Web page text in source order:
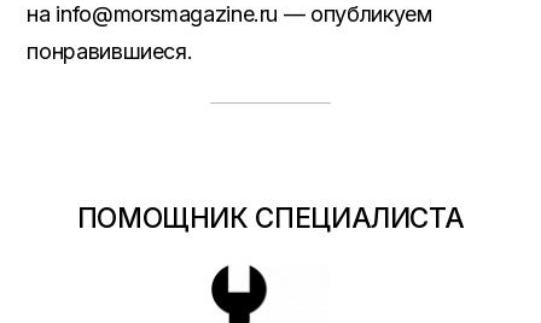
на info@morsmagazine.ru — опубликуем
понравившиеся.
ПОМОЩНИК СПЕЦИАЛИСТА